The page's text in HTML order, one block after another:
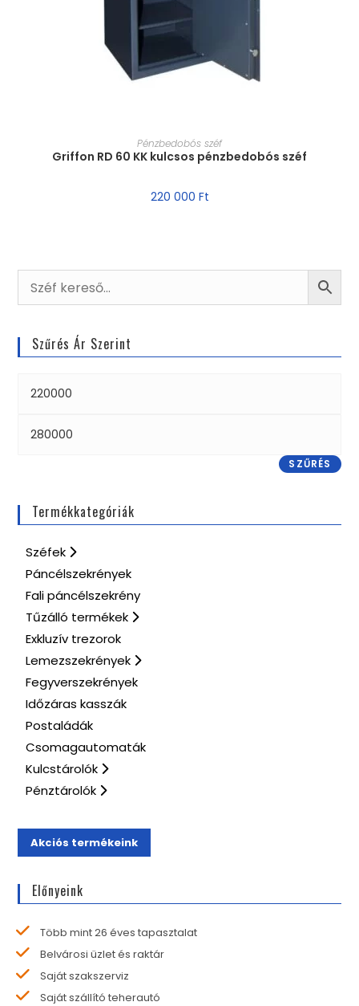
MÉRET VÁLASZTÁSA
Pénzbedobós széf
Griffon RD 60 KK kulcsos pénzbedobós széf
220 000 Ft
Szűrés Ár Szerint
SZŰRÉS
Termékkategóriák
Széfek
Páncélszekrények
Fali páncélszekrény
Tűzálló termékek
Exkluzív trezorok
Lemezszekrények
Fegyverszekrények
Időzáras kasszák
Postaládák
Csomagautomaták
Kulcstárolók
Pénztárolók
Akciós termékeink
Előnyeink
Több mint 26 éves tapasztalat
Belvárosi üzlet és raktár
Saját szakszerviz
Saját szállító teherautó